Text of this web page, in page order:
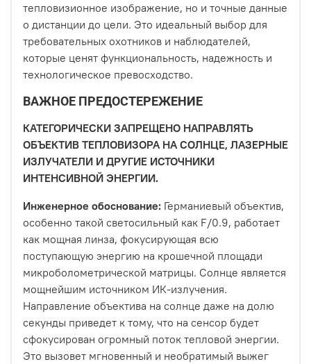
тепловизионное изображение, но и точные данные
о дистанции до цели. Это идеальный выбор для
требовательных охотников и наблюдателей,
которые ценят функциональность, надежность и
технологическое превосходство.
ВАЖНОЕ ПРЕДОСТЕРЕЖЕНИЕ
КАТЕГОРИЧЕСКИ ЗАПРЕЩЕНО НАПРАВЛЯТЬ
ОБЪЕКТИВ ТЕПЛОВИЗОРА НА СОЛНЦЕ, ЛАЗЕРНЫЕ
ИЗЛУЧАТЕЛИ И ДРУГИЕ ИСТОЧНИКИ
ИНТЕНСИВНОЙ ЭНЕРГИИ.
Инженерное обоснование: Германиевый объектив,
особенно такой светосильный как F/0.9, работает
как мощная линза, фокусирующая всю
поступающую энергию на крошечной площади
микроболометрической матрицы. Солнце является
мощнейшим источником ИК-излучения.
Направление объектива на солнце даже на долю
секунды приведет к тому, что на сенсор будет
сфокусирован огромный поток тепловой энергии.
Это вызовет мгновенный и необратимый выжег